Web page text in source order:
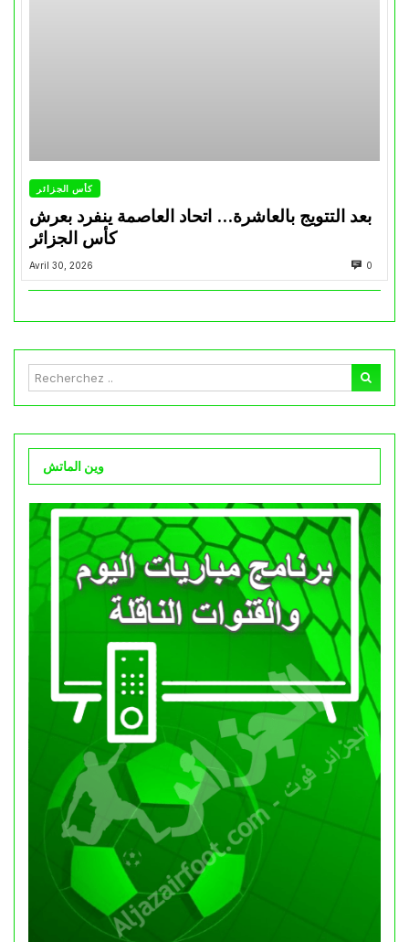
كأس الجزائر
بعد التتويج بالعاشرة… اتحاد العاصمة ينفرد بعرش
كأس الجزائر
Avril 30, 2026 0
وين الماتش